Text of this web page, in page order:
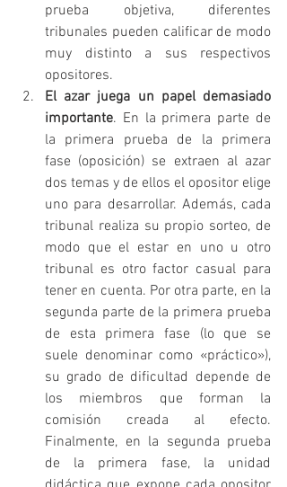
prueba objetiva, diferentes
tribunales pueden calificar de modo
muy distinto a sus respectivos
opositores.
El azar juega un papel demasiado
importante. En la primera parte de
la primera prueba de la primera
fase (oposición) se extraen al azar
dos temas y de ellos el opositor elige
uno para desarrollar. Además, cada
tribunal realiza su propio sorteo, de
modo que el estar en uno u otro
tribunal es otro factor casual para
tener en cuenta. Por otra parte, en la
segunda parte de la primera prueba
de esta primera fase (lo que se
suele denominar como «práctico»),
su grado de dificultad depende de
los miembros que forman la
comisión creada al efecto.
Finalmente, en la segunda prueba
de la primera fase, la unidad